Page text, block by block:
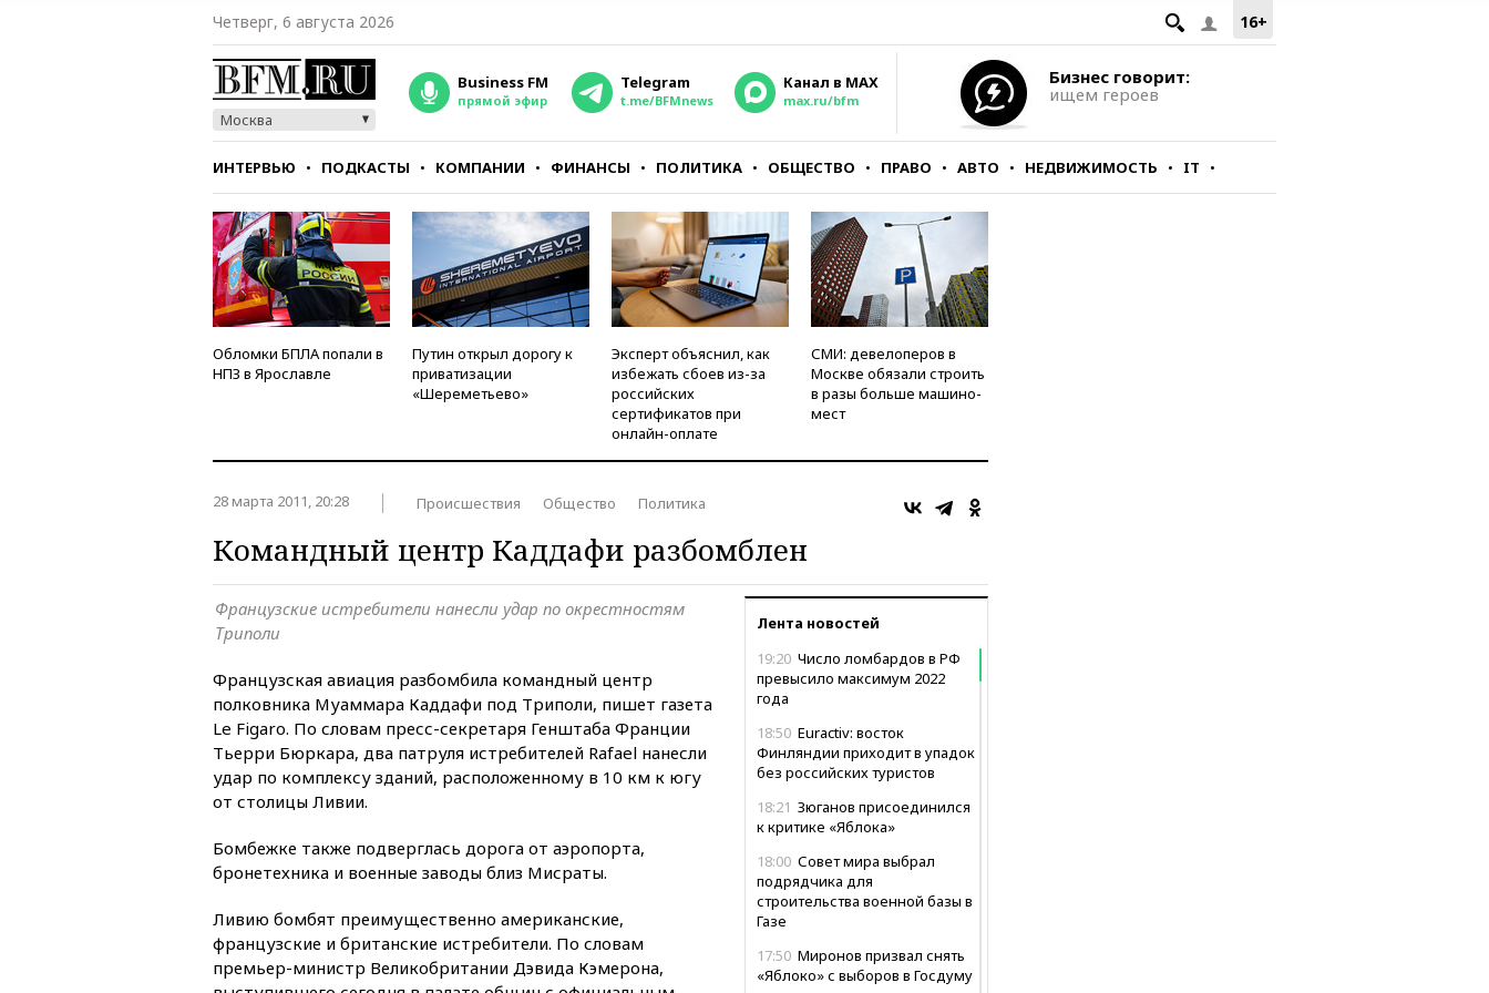
16+
Четверг, 6 августа 2026
Москва
Business FM
прямой эфир
Telegram
t.me/BFMnews
Канал в MAX
max.ru/bfm
Бизнес говорит:
ищем героев
ИНТЕРВЬЮ ПОДКАСТЫ КОМПАНИИ ФИНАНСЫ ПОЛИТИКА ОБЩЕСТВО ПРАВО АВТО НЕДВИЖИМОСТЬ IT
СТИЛЬ ТЕСТЫ
Обломки БПЛА попали в
НПЗ в Ярославле
Путин открыл дорогу к
приватизации
«Шереметьево»
Эксперт объяснил, как
избежать сбоев из-за
российских
сертификатов при
онлайн-оплате
СМИ: девелоперов в
Москве обязали строить
в разы больше машино-
мест
28 марта 2011, 20:28 Происшествия Общество Политика
Командный центр Каддафи разбомблен
Лента новостей
19:20 Число ломбардов в РФ
превысило максимум 2022
года
18:50 Euractiv: восток
Финляндии приходит в упадок
без российских туристов
18:21 Зюганов присоединился
к критике «Яблока»
18:00 Совет мира выбрал
подрядчика для
строительства военной базы в
Газе
17:50 Миронов призвал снять
«Яблоко» с выборов в Госдуму
Французские истребители нанесли удар по окрестностям
Триполи
Французская авиация разбомбила командный центр
полковника Муаммара Каддафи под Триполи, пишет газета
Le Figaro. По словам пресс-секретаря Генштаба Франции
Тьерри Бюркара, два патруля истребителей Rafael нанесли
удар по комплексу зданий, расположенному в 10 км к югу
от столицы Ливии.
Бомбежке также подверглась дорога от аэропорта,
бронетехника и военные заводы близ Мисраты.
Ливию бомбят преимущественно американские,
французские и британские истребители. По словам
премьер-министр Великобритании Дэвида Кэмерона,